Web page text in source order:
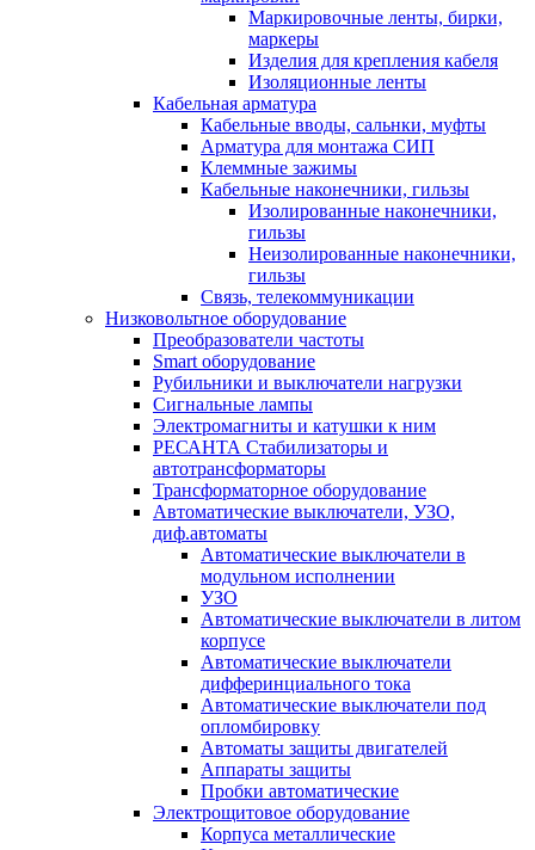
Маркировочные ленты, бирки,
маркеры
Изделия для крепления кабеля
Изоляционные ленты
Кабельная арматура
Кабельные вводы, сальнки, муфты
Арматура для монтажа СИП
Клеммные зажимы
Кабельные наконечники, гильзы
Изолированные наконечники,
гильзы
Неизолированные наконечники,
гильзы
Связь, телекоммуникации
Низковольтное оборудование
Преобразователи частоты
Smart оборудование
Рубильники и выключатели нагрузки
Сигнальные лампы
Электромагниты и катушки к ним
РЕСАНТА Стабилизаторы и
автотрансформаторы
Трансформаторное оборудование
Автоматические выключатели, УЗО,
диф.автоматы
Автоматические выключатели в
модульном исполнении
УЗО
Автоматические выключатели в литом
корпусе
Автоматические выключатели
дифферинциального тока
Автоматические выключатели под
опломбировку
Автоматы защиты двигателей
Аппараты защиты
Пробки автоматические
Электрощитовое оборудование
Корпуса металлические